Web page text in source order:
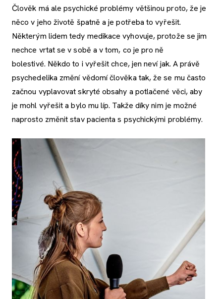
Člověk má ale psychické problémy většinou proto, že je
něco v jeho životě špatně a je potřeba to vyřešit.
Některým lidem tedy medikace vyhovuje, protože se jim
nechce vrtat se v sobě a v tom, co je pro ně
bolestivé. Někdo to i vyřešit chce, jen neví jak. A právě
psychedelika změní vědomí člověka tak, že se mu často
začnou vyplavovat skryté obsahy a potlačené věci, aby
je mohl vyřešit a bylo mu líp. Takže díky nim je možné
naprosto změnit stav pacienta s psychickými problémy.